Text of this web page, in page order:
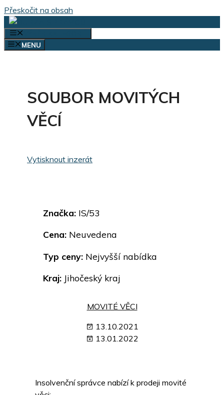
Přeskočit na obsah
MENU
SOUBOR MOVITÝCH
VĚCÍ
Vytisknout inzerát
Značka: IS/53
Cena: Neuvedena
Typ ceny: Nejvyšší nabídka
Kraj: Jihočeský kraj
MOVITÉ VĚCI
13.10.2021
13.01.2022
Insolvenční správce nabízí k prodeji movité